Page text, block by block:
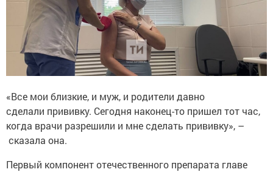
«Все мои близкие, и муж, и родители давно
сделали прививку. Сегодня наконец-то пришел тот час,
когда врачи разрешили и мне сделать прививку», –
сказала она.
Первый компонент отечественного препарата главе